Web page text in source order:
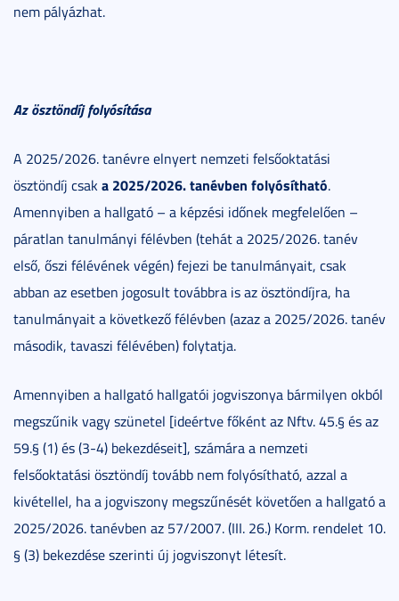
nem pályázhat.
Az ösztöndíj folyósítása
A 2025/2026. tanévre elnyert nemzeti felsőoktatási
ösztöndíj csaka 2025/2026. tanévben folyósítható.
Amennyiben a hallgató – a képzési időnek megfelelően –
páratlan tanulmányi félévben (tehát a 2025/2026. tanév
első, őszi félévének végén) fejezi be tanulmányait, csak
abban az esetben jogosult továbbra is az ösztöndíjra, ha
tanulmányait a következő félévben (azaz a 2025/2026. tanév
második, tavaszi félévében) folytatja.
Amennyiben a hallgató hallgatói jogviszonya bármilyen okból
megszűnik vagy szünetel [ideértve főként az Nftv. 45.§ és az
59.§ (1) és (3-4) bekezdéseit], számára a nemzeti
felsőoktatási ösztöndíj tovább nem folyósítható, azzal a
kivétellel, ha a jogviszony megszűnését követően a hallgató a
2025/2026. tanévben az 57/2007. (III. 26.) Korm. rendelet 10.
§ (3) bekezdése szerinti új jogviszonyt létesít.